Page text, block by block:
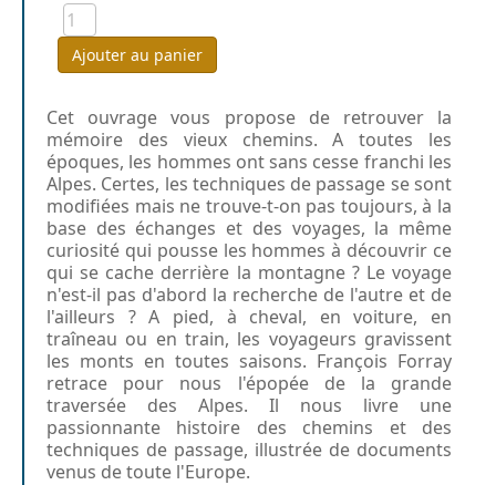
Ajouter au panier
Cet ouvrage vous propose de retrouver la
mémoire des vieux chemins. A toutes les
époques, les hommes ont sans cesse franchi les
Alpes. Certes, les techniques de passage se sont
modifiées mais ne trouve-t-on pas toujours, à la
base des échanges et des voyages, la même
curiosité qui pousse les hommes à découvrir ce
qui se cache derrière la montagne ? Le voyage
n'est-il pas d'abord la recherche de l'autre et de
l'ailleurs ? A pied, à cheval, en voiture, en
traîneau ou en train, les voyageurs gravissent
les monts en toutes saisons. François Forray
retrace pour nous l'épopée de la grande
traversée des Alpes. Il nous livre une
passionnante histoire des chemins et des
techniques de passage, illustrée de documents
venus de toute l'Europe.